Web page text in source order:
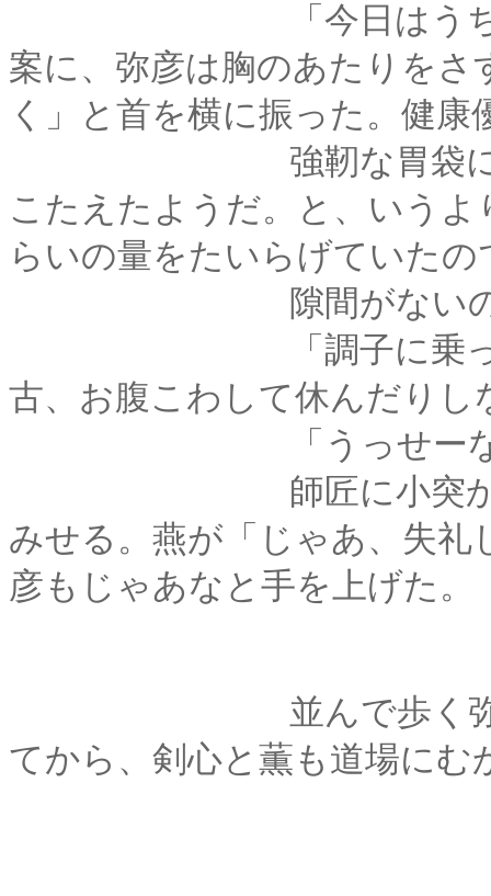
「今日はうちで夕飯
案に、弥彦は胸のあたりを
く」と首を横に振った。健康
強靭な胃袋にも、バ
こたえたようだ。と、いう
らいの量をたいらげていたの
隙間がないのも当
「調子に乗って食べ
古、お腹こわして休んだりし
「うっせーなー、
師匠に小突かれて、
みせる。燕が「じゃあ、失
彦もじゃあなと手を上げた。
並んで歩く弥彦と燕
てから、剣心と薫も道場にむ